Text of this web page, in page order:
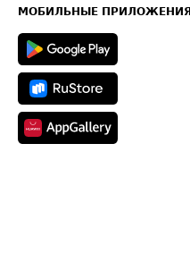
Техническая информация
МОБИЛЬНЫЕ ПРИЛОЖЕНИЯ